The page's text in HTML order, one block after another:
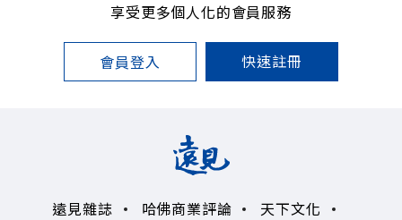
享受更多個人化的會員服務
會員登入 快速註冊
遠見雜誌 哈佛商業評論
天下文化